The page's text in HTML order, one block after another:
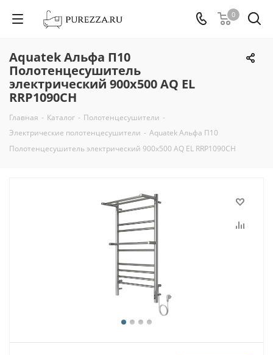
0
Aquatek Альфа П10
Полотенцесушитель
электрический 900х500 AQ EL
RRP1090CH
Главная - Каталог - Полотенцесушители -
Электрические полотенцесушители - Aquatek Альфа П10
Полотенцесушитель электрический 900х500 AQ EL RRP1090CH